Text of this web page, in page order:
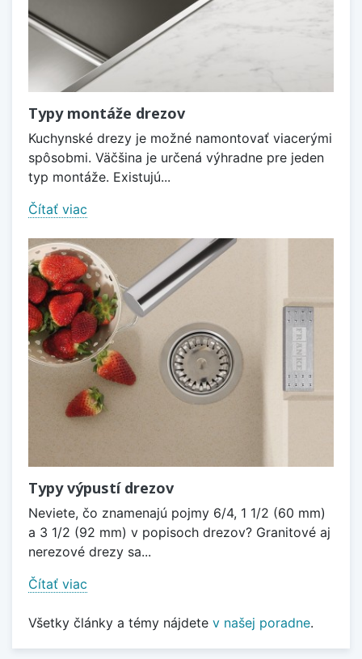
Typy montáže drezov
Kuchynské drezy je možné namontovať viacerými
spôsobmi. Väčšina je určená výhradne pre jeden
typ montáže. Existujú...
Čítať viac
Typy výpustí drezov
Neviete, čo znamenajú pojmy 6/4, 1 1/2 (60 mm)
a 3 1/2 (92 mm) v popisoch drezov? Granitové aj
nerezové drezy sa...
Čítať viac
Všetky články a témy nájdete v našej poradne.